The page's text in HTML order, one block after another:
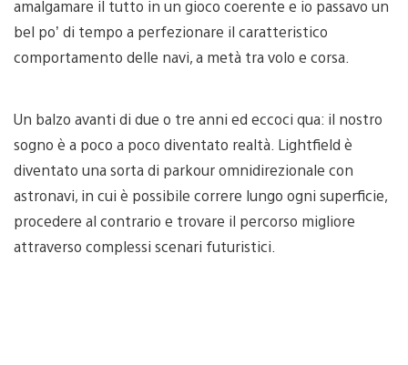
amalgamare il tutto in un gioco coerente e io passavo un
bel po’ di tempo a perfezionare il caratteristico
comportamento delle navi, a metà tra volo e corsa.
Un balzo avanti di due o tre anni ed eccoci qua: il nostro
sogno è a poco a poco diventato realtà. Lightfield è
diventato una sorta di parkour omnidirezionale con
astronavi, in cui è possibile correre lungo ogni superficie,
procedere al contrario e trovare il percorso migliore
attraverso complessi scenari futuristici.